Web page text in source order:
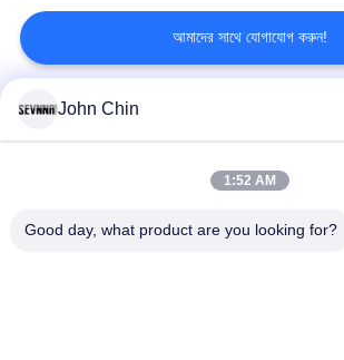
আমাদের সাথে যোগাযোগ করুন!
ফ্যাব্রিক
John Chin
1:52 AM
Good day, what product are you looking for?